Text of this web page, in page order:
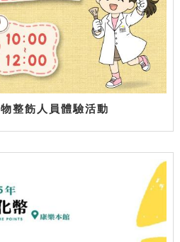
整飭人員體驗活動